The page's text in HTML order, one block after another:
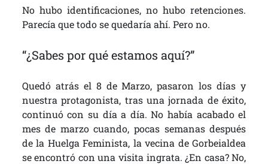
No hubo identificaciones, no hubo retenciones.
Parecía que todo se quedaría ahí. Pero no.
“¿Sabes por qué estamos aquí?”
Quedó atrás el 8 de Marzo, pasaron los días y
nuestra protagonista, tras una jornada de éxito,
continuó con su día a día. No había acabado el
mes de marzo cuando, pocas semanas después
de la Huelga Feminista, la vecina de Gorbeialdea
se encontró con una visita ingrata. ¿En casa? No,